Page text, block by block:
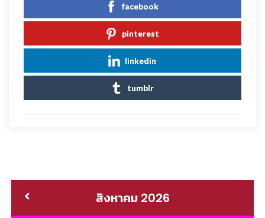
facebook
pinterest
linkedin
tumblr
สิงหาคม 2026